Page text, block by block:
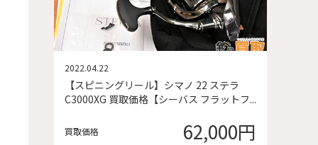
【スピニングリール】シマノ 22 ステラ
C3000XG 買取価格【シーバス フラットフ...
2022.04.22
買取価格 62,000円